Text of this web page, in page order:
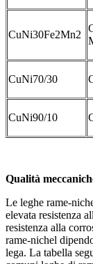
CuNi30Fe2Mn2
CuNi70/30
CuNi90/10
Qualità
Le leghe rame-
elevata resistenza
resistenza alla
rame-nichel
lega. La tabella